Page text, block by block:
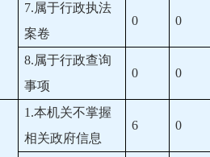
7.属于行政执法
案卷
0 0
8.属于行政查询
事项
0 0
1.本机关不掌握
相关政府信息
6 0